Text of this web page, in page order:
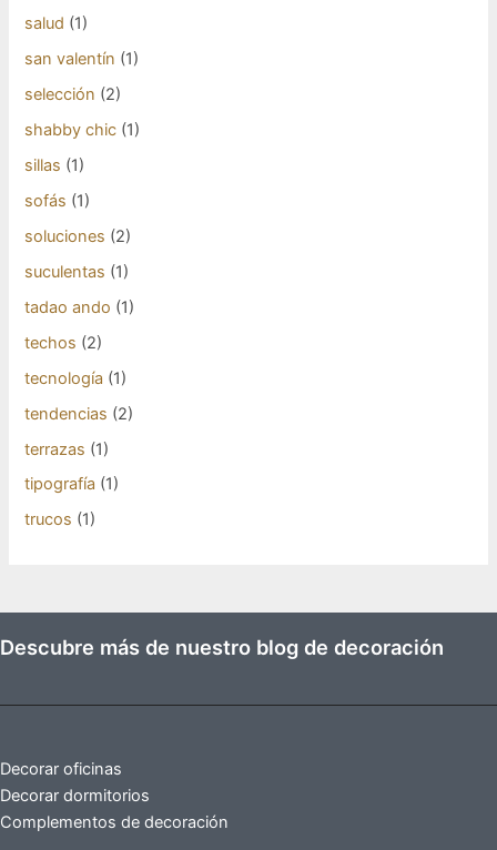
salud (1)
san valentín (1)
selección (2)
shabby chic (1)
sillas (1)
sofás (1)
soluciones (2)
suculentas (1)
tadao ando (1)
techos (2)
tecnología (1)
tendencias (2)
terrazas (1)
tipografía (1)
trucos (1)
Descubre más de nuestro blog de decoración
Decorar oficinas
Decorar dormitorios
Complementos de decoración